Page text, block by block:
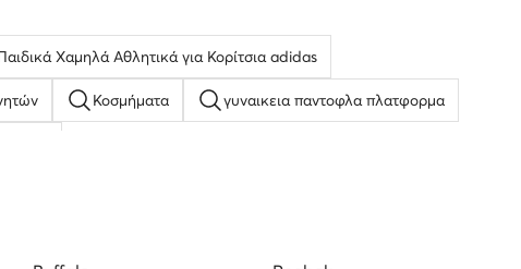
Χαμηλά Αθλητικά για Κορίτσια adidas
Κοσμήματα γυναικεια παντοφλα πλατφορμα